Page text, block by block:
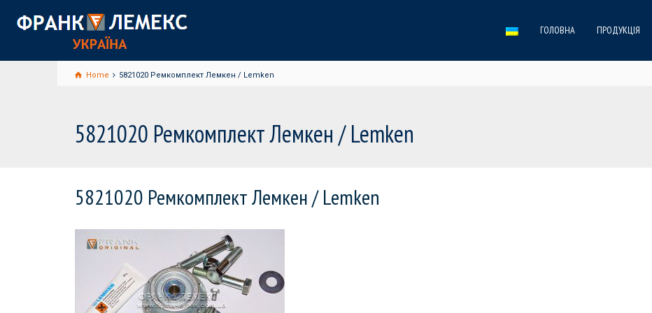
ГОЛОВНА ПРОДУКЦІЯ
Home 5821020 Ремкомплект Лемкен / Lemken
5821020 Ремкомплект Лемкен / Lemken
5821020 Ремкомплект Лемкен / Lemken